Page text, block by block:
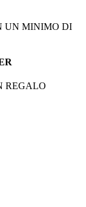
UN MINIMO DI
REGALO